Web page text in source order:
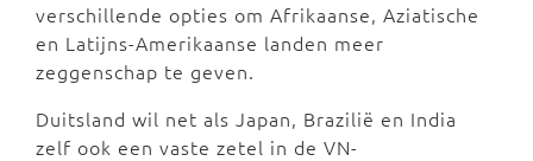
verschillende opties om Afrikaanse, Aziatische
en Latijns-Amerikaanse landen meer
zeggenschap te geven.
Duitsland wil net als Japan, Brazilië en India
zelf ook een vaste zetel in de VN-